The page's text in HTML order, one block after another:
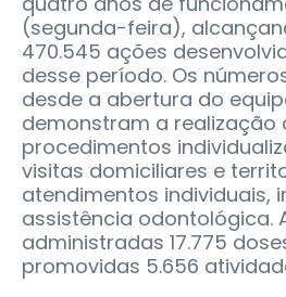
(segunda-feira),
470.545 ações
desse período. Os
desde a abertura do
demonstram a realização
procedimentos
visitas domiciliares e
atendimentos individuais,
assistência odontológica.
administradas 17.775
promovidas 5.656